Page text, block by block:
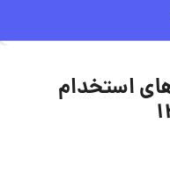
استخدام